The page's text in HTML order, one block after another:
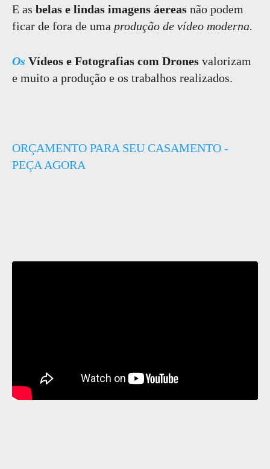
E as belas e lindas imagens áereas não podem
ficar de fora de uma produção de vídeo moderna.
Os Vídeos e Fotografias com Drones valorizam
e muito a produção e os trabalhos realizados.
ORÇAMENTO PARA SEU CASAMENTO -
PEÇA AGORA